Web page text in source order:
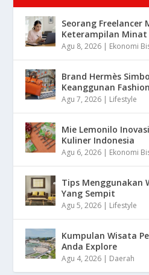
Seorang Freelancer
Keterampilan Minat
Agu 8, 2026 | Ekonomi
Brand Hermès
Keanggunan Fashion
Agu 7, 2026 | Lifestyle
Mie Lemonilo
Kuliner Indonesia
Agu 6, 2026 | Ekonomi
Tips Menggunakan
Yang Sempit
Agu 5, 2026 | Lifestyle
Kumpulan Wisata
Anda Explore
Agu 4, 2026 | Daerah